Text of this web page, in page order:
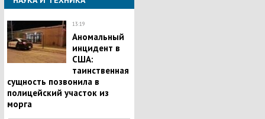
13:19
Аномальный
инцидент в
США:
таинственная
сущность позвонила в
полицейский участок из
морга